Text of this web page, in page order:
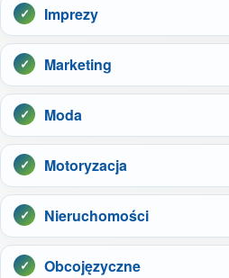
Imprezy
Marketing
Moda
Motoryzacja
Nieruchomości
Obcojęzyczne